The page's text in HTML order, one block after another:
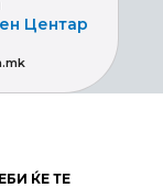
Центар
ЌЕ ТЕ